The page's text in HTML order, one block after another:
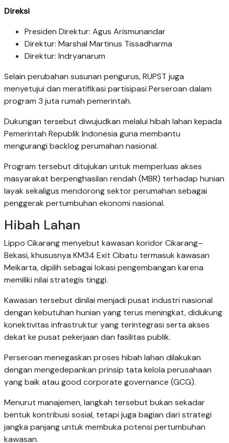
Direksi
Presiden Direktur: Agus Arismunandar
Direktur: Marshal Martinus Tissadharma
Direktur: Indryanarum
Selain perubahan susunan pengurus, RUPST juga
menyetujui dan meratifikasi partisipasi Perseroan dalam
program 3 juta rumah pemerintah.
Dukungan tersebut diwujudkan melalui hibah lahan kepada
Pemerintah Republik Indonesia guna membantu
mengurangi backlog perumahan nasional.
Program tersebut ditujukan untuk memperluas akses
masyarakat berpenghasilan rendah (MBR) terhadap hunian
layak sekaligus mendorong sektor perumahan sebagai
penggerak pertumbuhan ekonomi nasional.
Hibah Lahan
Lippo Cikarang menyebut kawasan koridor Cikarang–
Bekasi, khususnya KM34 Exit Cibatu termasuk kawasan
Meikarta, dipilih sebagai lokasi pengembangan karena
memiliki nilai strategis tinggi.
Kawasan tersebut dinilai menjadi pusat industri nasional
dengan kebutuhan hunian yang terus meningkat, didukung
konektivitas infrastruktur yang terintegrasi serta akses
dekat ke pusat pekerjaan dan fasilitas publik.
Perseroan menegaskan proses hibah lahan dilakukan
dengan mengedepankan prinsip tata kelola perusahaan
yang baik atau good corporate governance (GCG).
Menurut manajemen, langkah tersebut bukan sekadar
bentuk kontribusi sosial, tetapi juga bagian dari strategi
jangka panjang untuk membuka potensi pertumbuhan
kawasan.